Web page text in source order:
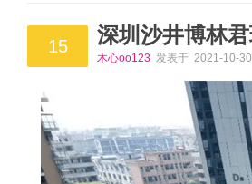
15 深圳沙井博林
木心oo123 发表于 2021-10-